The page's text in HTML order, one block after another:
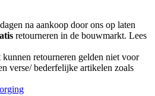
na aankoop door ons op laten
retourneren in de bouwmarkt. Lees
retourneren gelden niet voor
verse/ bederfelijke artikelen zoals